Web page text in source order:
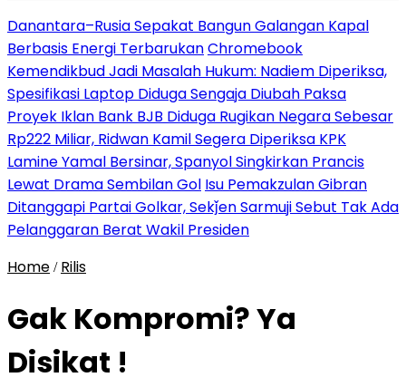
Danantara–Rusia Sepakat Bangun Galangan Kapal
Berbasis Energi TerbarukanChromebook
Kemendikbud Jadi Masalah Hukum: Nadiem Diperiksa,
Spesifikasi Laptop Diduga Sengaja Diubah Paksa
Proyek Iklan Bank BJB Diduga Rugikan Negara Sebesar
Rp222 Miliar, Ridwan Kamil Segera Diperiksa KPK
Lamine Yamal Bersinar, Spanyol Singkirkan Prancis
Lewat Drama Sembilan Gol Isu Pemakzulan Gibran
Ditanggapi Partai Golkar, Sekǰen Sarmuji Sebut Tak Ada
Pelanggaran Berat Wakil Presiden
Home / Rilis
Gak Kompromi? Ya
Disikat !